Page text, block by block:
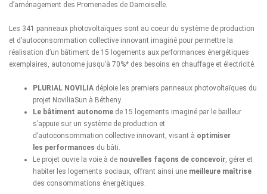
d’aménagement des Promenades de Damoiselle.
Les 341 panneaux photovoltaïques sont au coeur du système de production
et d’autoconsommation collective innovant imaginé pour permettre la
réalisation d’un bâtiment de 15 logements aux performances énergétiques
exemplaires, autonome jusqu’à 70%* des besoins en chauffage et électricité.
PLURIAL NOVILIA déploie les premiers panneaux photovoltaïques du
projet NoviliaSun à Bétheny.
Le bâtiment autonome de 15 logements imaginé par le bailleur
s’appuie sur un système de production et
d’autoconsommation collective innovant, visant à optimiser
les performances du bâti.
Le projet ouvre la voie à de nouvelles façons de concevoir, gérer et
habiter les logements sociaux, offrant ainsi une meilleure maîtrise
des consommations énergétiques.